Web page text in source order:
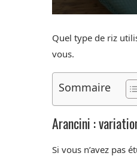
Quel type de riz
vous.
Sommaire
Arancini :
Si vous n’avez pas